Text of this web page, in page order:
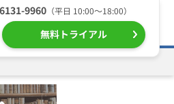
無料トライアル
9960（平日 10:00〜18:00）